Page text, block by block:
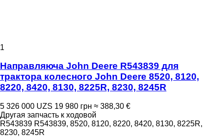
1
Направляюча John Deere R543839 для
трактора колесного John Deere 8520, 8120,
8220, 8420, 8130, 8225R, 8230, 8245R
5 326 000 UZS 19 980 грн ≈ 388,30 €
Другая запчасть к ходовой
R543839 R543839, 8520, 8120, 8220, 8420, 8130, 8225R,
8230, 8245R